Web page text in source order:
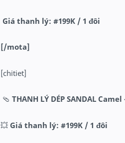
Giá thanh lý: #199K / 1 đôi
[/mota]
[chitiet]
🩴 THANH LÝ DÉP SANDAL Camel
💥 Giá thanh lý: #199K / 1 đôi